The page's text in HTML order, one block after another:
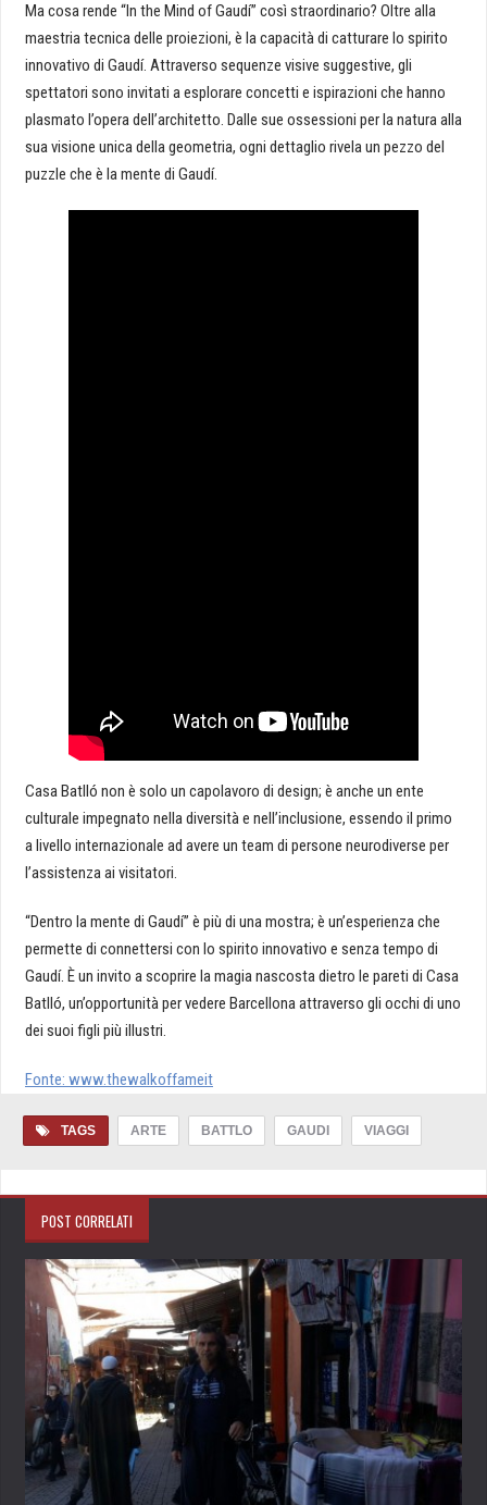
Ma cosa rende “In the Mind of Gaudí” così straordinario? Oltre alla
maestria tecnica delle proiezioni, è la capacità di catturare lo spirito
innovativo di Gaudí. Attraverso sequenze visive suggestive, gli
spettatori sono invitati a esplorare concetti e ispirazioni che hanno
plasmato l’opera dell’architetto. Dalle sue ossessioni per la natura alla
sua visione unica della geometria, ogni dettaglio rivela un pezzo del
puzzle che è la mente di Gaudí.
Casa Batlló non è solo un capolavoro di design; è anche un ente
culturale impegnato nella diversità e nell’inclusione, essendo il primo
a livello internazionale ad avere un team di persone neurodiverse per
l’assistenza ai visitatori.
“Dentro la mente di Gaudí” è più di una mostra; è un’esperienza che
permette di connettersi con lo spirito innovativo e senza tempo di
Gaudí. È un invito a scoprire la magia nascosta dietro le pareti di Casa
Batlló, un’opportunità per vedere Barcellona attraverso gli occhi di uno
dei suoi figli più illustri.
Fonte: www.thewalkoffameit
TAGS ARTE BATTLO GAUDI VIAGGI
POST CORRELATI